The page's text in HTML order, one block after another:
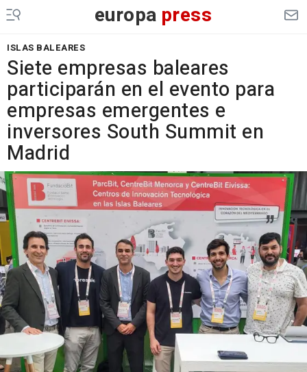
europa press
ISLAS BALEARES
Siete empresas baleares
participarán en el evento para
empresas emergentes e
inversores South Summit en
Madrid